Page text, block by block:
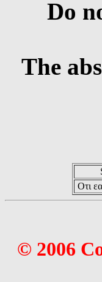
Do
The
Οτι
© 2006